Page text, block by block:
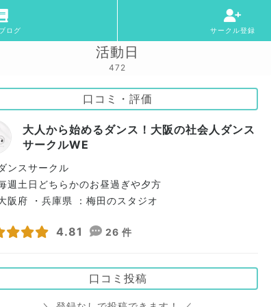
ログ サークル登録
活動日
472
口コミ・評価
大人から始めるダンス！大阪の社会人ダンス
サークルWE
ンスサークル
週土日どちらかのお昼過ぎや夕方
阪府 ・兵庫県 ：梅田のスタジオ
4.81 26 件
口コミ投稿